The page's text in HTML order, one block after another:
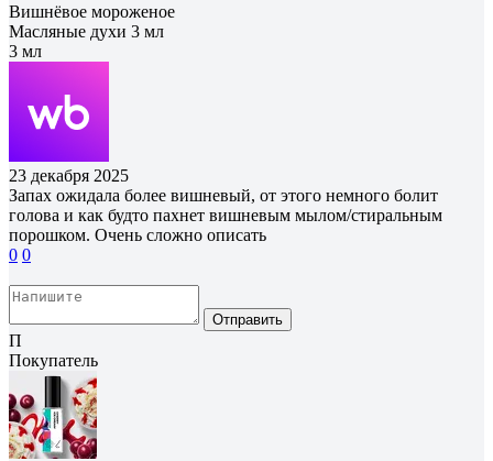
Вишнёвое мороженое
Масляные духи 3 мл
3 мл
23 декабря 2025
Запах ожидала более вишневый, от этого немного болит
голова и как будто пахнет вишневым мылом/стиральным
порошком. Очень сложно описать
0 0
Отправить
П
Покупатель